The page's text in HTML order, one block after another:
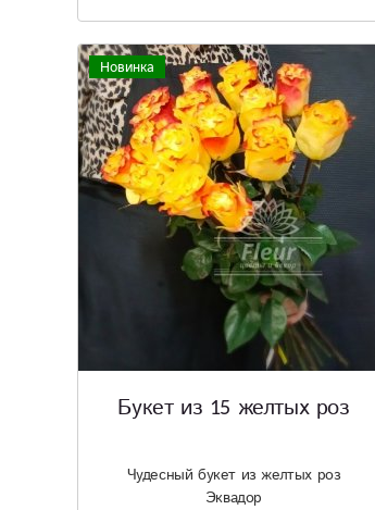
Новинка
Букет из 15 желтых роз
Чудесный букет из желтых роз
Эквадор